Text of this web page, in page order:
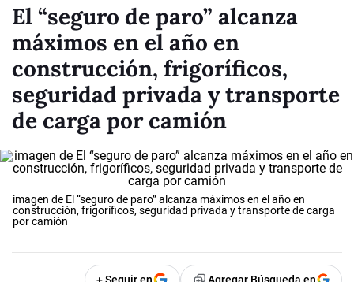
El “seguro de paro” alcanza
máximos en el año en
construcción, frigoríficos,
seguridad privada y transporte
de carga por camión
imagen de El “seguro de paro” alcanza máximos en el año en
construcción, frigoríficos, seguridad privada y transporte de carga
por camión